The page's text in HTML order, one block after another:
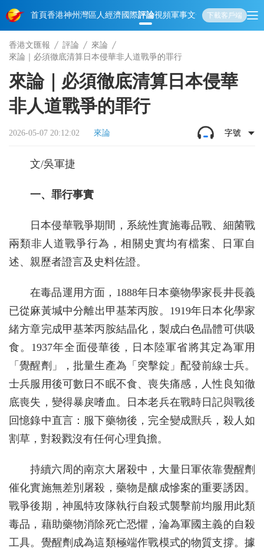
首頁香港神州 灣區人經濟國際評論視頻軍事文化 娛樂生活教育體
下載客戶端
香港文匯報 評論
來論
來論｜必須徹底清算日本侵華非人道戰爭的罪行
來論｜必須徹底清算日本侵華
非人道戰爭的罪行
2026-05-07 20:12:02 來論 字號
文/吳軍捷
一、罪行事實
日本侵華戰爭期間，系統性實施毒品戰、細菌戰
兩類非人道戰爭行為，相關史實均有檔案、日軍自
述、親歷者證言及史料佐證。
在毒品運用方面，1888年日本藥物學家長井長義
已從麻黃堿中分離出甲基苯丙胺。1919年日本化學家
緒方章完成甲基苯丙胺結晶化，製成白色晶體可供吸
食。1937年全面侵華後，日本陸軍省將其定為軍用
「覺醒劑」，批量生產為「突擊錠」配發前線士兵。
士兵服用後可數日不眠不食、喪失痛感，人性良知徹
底喪失，變得暴戾嗜血。日本老兵在戰時日記與戰後
回憶錄中直言：服下藥物後，完全變成獸兵，殺人如
割草，對殺戮沒有任何心理負擔。
持續六周的南京大屠殺中，大量日軍依靠覺醒劑
催化實施無差別屠殺，藥物是釀成慘案的重要誘因。
戰爭後期，神風特攻隊執行自殺式襲擊前均服用此類
毒品，藉助藥物消除死亡恐懼，淪為軍國主義的自殺
工具。覺醒劑成為這類極端作戰模式的物質支撐。據